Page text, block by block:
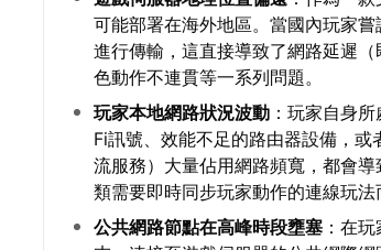
可能部署在海外地區。當國內玩家
進行傳輸，這直接導致了網路延遲
色動作不連貫等一系列問題。
玩家本地網路狀況波動 ：玩家自身
Fi訊號、效能不足的路由器設備，
流服務）大量佔用網路頻寬，都會
類需要即時同步玩家動作的連線玩法
公共網路節點在高峰時段壅塞 ：在